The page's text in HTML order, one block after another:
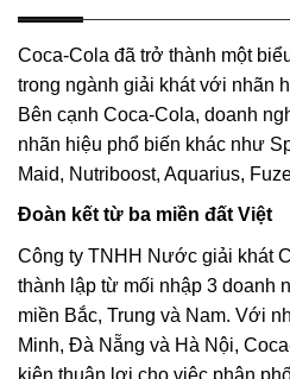
Coca-Cola đã trở thành một
trong ngành giải khát với nhãn
Bên cạnh Coca-Cola, doanh
nhãn hiệu phổ biến khác như
Maid, Nutriboost, Aquarius,
Đoàn kết từ ba miền đất Việt
Công ty TNHH Nước giải khát
thành lập từ mối nhập 3 doanh
miền Bắc, Trung và Nam. Với
Minh, Đà Nẵng và Hà Nội,
kiện thuận lợi cho việc phân